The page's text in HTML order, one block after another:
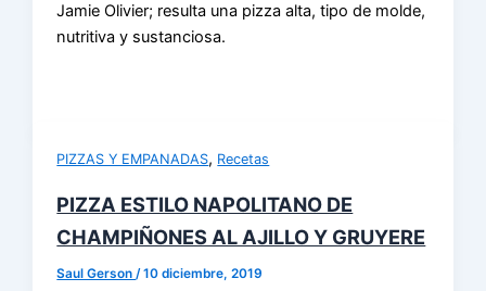
Jamie Olivier; resulta una pizza alta, tipo de molde,
nutritiva y sustanciosa.
PIZZAS Y EMPANADAS, Recetas
PIZZA ESTILO NAPOLITANO DE
CHAMPIÑONES AL AJILLO Y GRUYERE
Saul Gerson/10 diciembre, 2019